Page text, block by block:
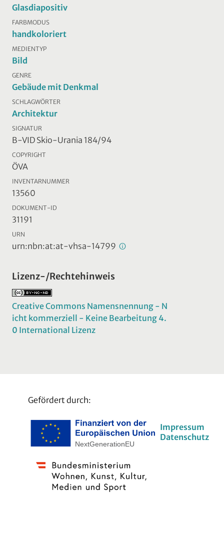
Glasdiapositiv
FARBMODUS
handkoloriert
MEDIENTYP
Bild
GENRE
Gebäude mit Denkmal
SCHLAGWÖRTER
Architektur
SIGNATUR
B-VID Skio-Urania 184/94
COPYRIGHT
ÖVA
INVENTARNUMMER
13560
DOKUMENT-ID
31191
URN
urn:nbn:at:at-vhsa-14799
Lizenz-/Rechtehinweis
Creative Commons Namensnennung - N
icht kommerziell - Keine Bearbeitung 4.
0 International Lizenz
Gefördert durch:
Impressum
Datenschutz